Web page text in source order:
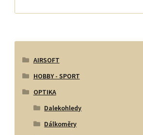
AIRSOFT
HOBBY - SPORT
OPTIKA
Dalekohledy
Dálkoměry